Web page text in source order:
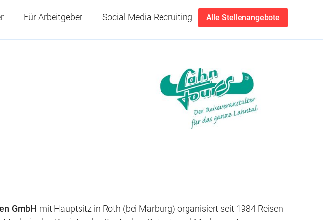
Für Arbeitgeber Social Media Recruiting Alle Stellenangebote
GmbH mit Hauptsitz in Roth (bei Marburg) organisiert seit 1984 Reisen